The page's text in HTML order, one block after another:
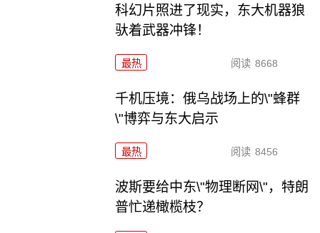
科幻片照进了现实，东大机器狼
驮着武器冲锋！
最热 阅读 8668
千机压境：俄乌战场上的\"蜂群
\"博弈与东大启示
最热 阅读 8456
波斯要给中东\"物理断网\"，特朗
普忙递橄榄枝？